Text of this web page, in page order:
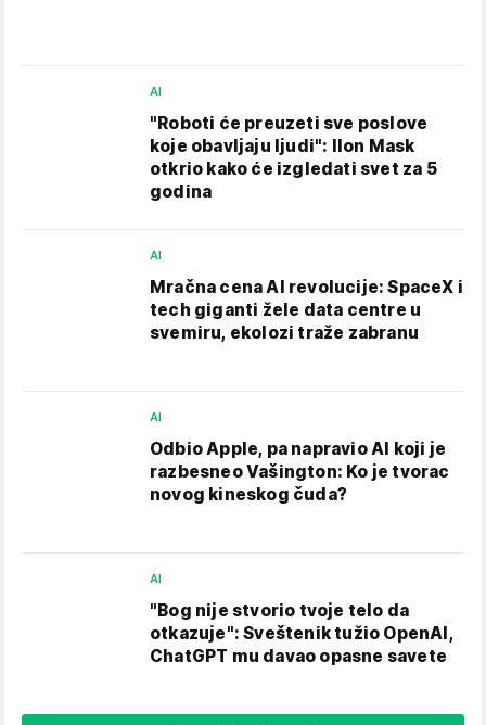
AI
"Roboti će preuzeti sve poslove
koje obavljaju ljudi": Ilon Mask
otkrio kako će izgledati svet za 5
godina
AI
Mračna cena AI revolucije: SpaceX i
tech giganti žele data centre u
svemiru, ekolozi traže zabranu
AI
Odbio Apple, pa napravio AI koji je
razbesneo Vašington: Ko je tvorac
novog kineskog čuda?
AI
"Bog nije stvorio tvoje telo da
otkazuje": Sveštenik tužio OpenAI,
ChatGPT mu davao opasne savete